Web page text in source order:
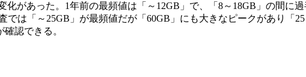
があった。1年前の最頻値は「～12GB」で、「8～18GB」の間に
では「～25GB」が最頻値だが「60GB」にも大きなピークがあり「
認できる。